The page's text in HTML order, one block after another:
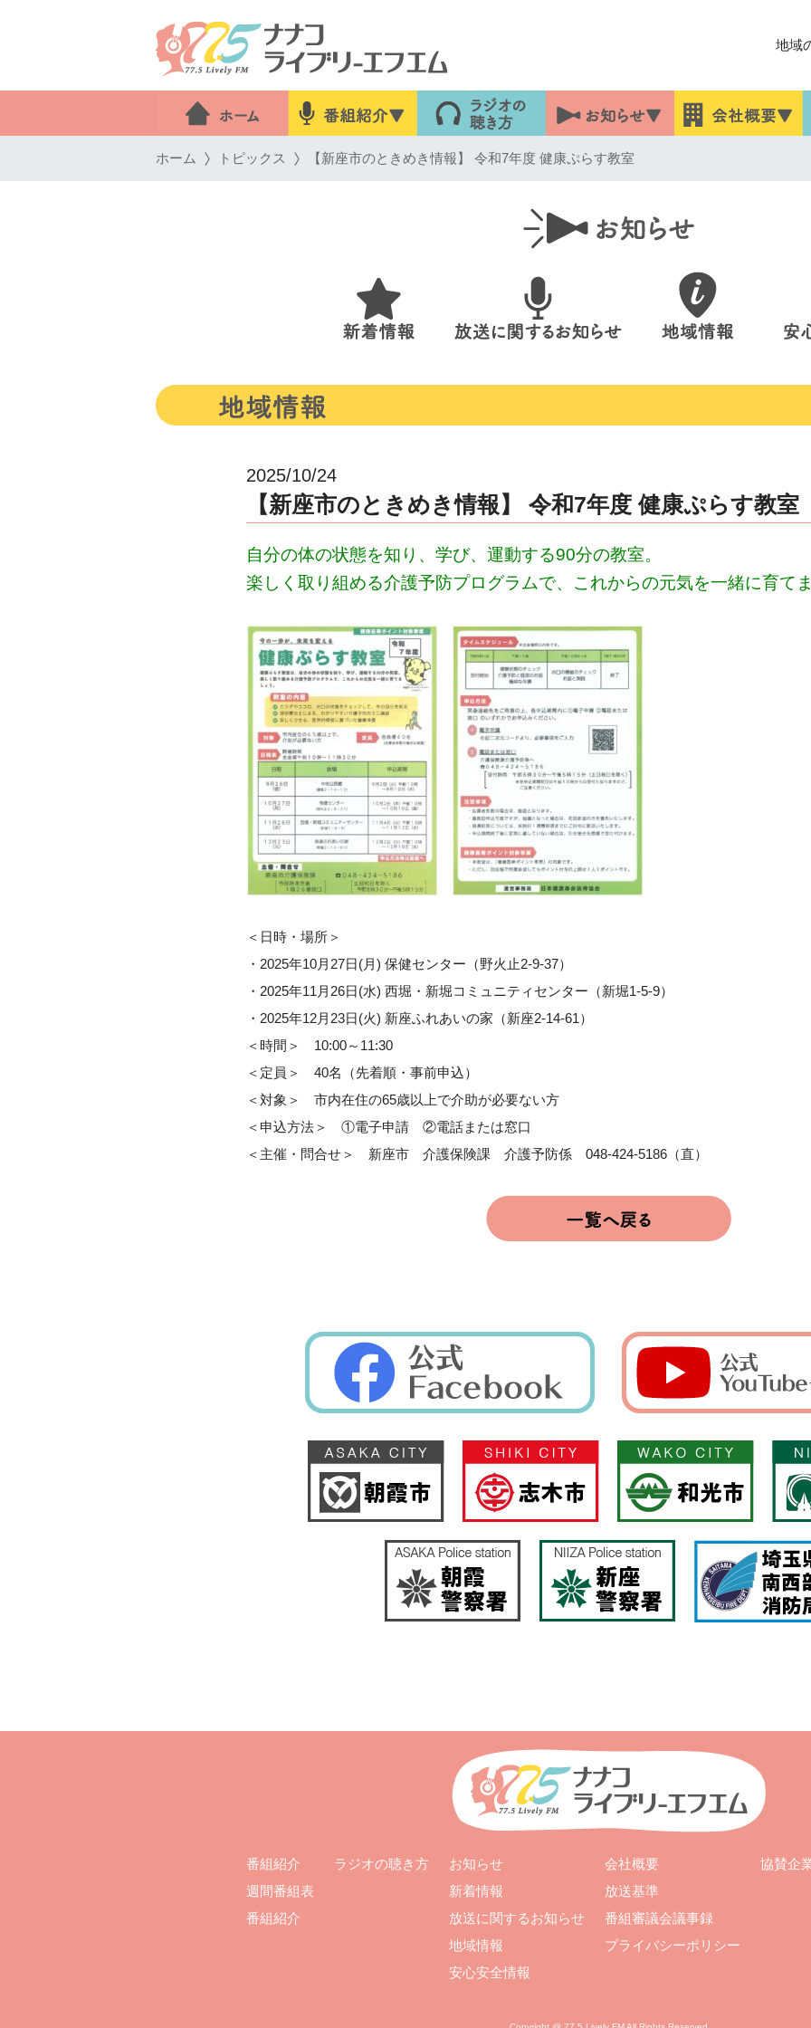
地域
ホーム トピックス 【新座市のときめき情報】 令和7年度 健康ぷらす教室
2025/10/24
【新座市のときめき情報】 令和7年度 健康ぷらす教室
自分の体の状態を知り、学び、運動する90分の教室。
楽しく取り組める介護予防プログラムで、これからの元気を一緒に育て
＜日時・場所＞
・2025年10月27日(月) 保健センター（野火止2-9-37）
・2025年11月26日(水) 西堀・新堀コミュニティセンター（新堀1-5-9）
・2025年12月23日(火) 新座ふれあいの家（新座2-14-61）
＜時間＞ 10:00～11:30
＜定員＞ 40名（先着順・事前申込）
＜対象＞ 市内在住の65歳以上で介助が必要ない方
＜申込方法＞ ①電子申請 ②電話または窓口
＜主催・問合せ＞ 新座市 介護保険課 介護予防係 048-424-5186（直）
番組紹介
週間番組表
番組紹介
ラジオの聴き方
お知らせ
新着情報
放送に関するお知らせ
地域情報
安心安全情報
会社概要
放送基準
番組審議会議事録
プライバシーポリシー
協賛企